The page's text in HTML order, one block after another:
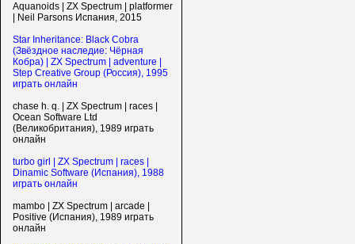
Aquanoids | ZX Spectrum | platformer
| Neil Parsons Испания, 2015
Star Inheritance: Black Cobra
(Звёздное наследие: Чёрная
Кобра) | ZX Spectrum | adventure |
Step Creative Group (Россия), 1995
играть онлайн
chase h. q. | ZX Spectrum | races |
Ocean Software Ltd
(Великобритания), 1989 играть
онлайн
turbo girl | ZX Spectrum | races |
Dinamic Software (Испания), 1988
играть онлайн
mambo | ZX Spectrum | arcade |
Positive (Испания), 1989 играть
онлайн